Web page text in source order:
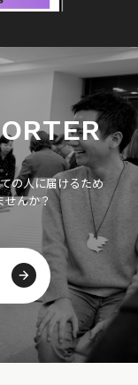
の人に届けるため
んか？